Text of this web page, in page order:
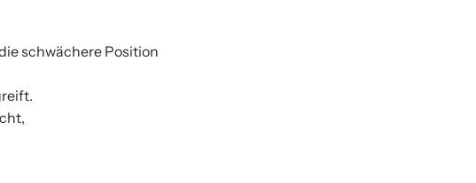
schwächere Position